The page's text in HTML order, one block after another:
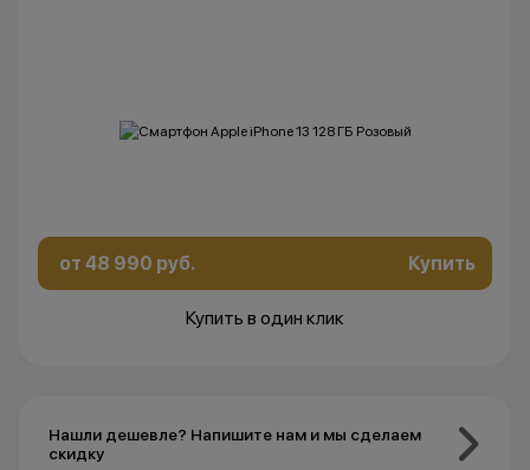
от 48 990 руб. Купить
Купить в один клик
Нашли дешевле? Напишите нам и мы сделаем
скидку